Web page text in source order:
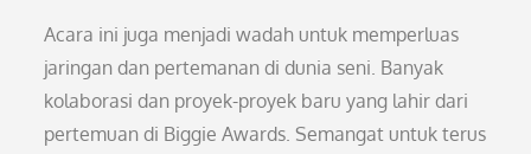
Acara ini juga menjadi wadah untuk memperluas
jaringan dan pertemanan di dunia seni. Banyak
kolaborasi dan proyek-proyek baru yang lahir dari
pertemuan di Biggie Awards. Semangat untuk terus